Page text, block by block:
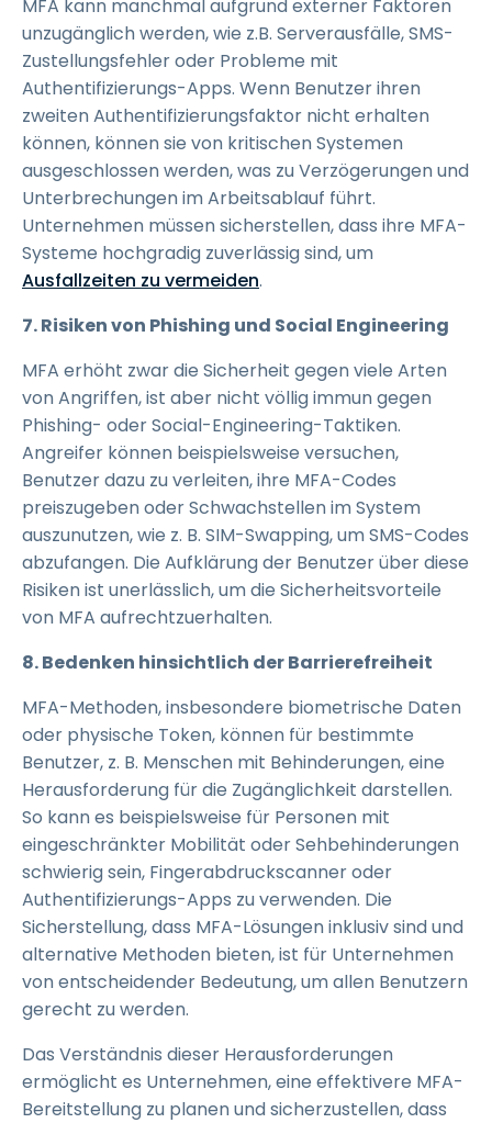
MFA kann manchmal aufgrund externer Faktoren
unzugänglich werden, wie z.B. Serverausfälle, SMS-
Zustellungsfehler oder Probleme mit
Authentifizierungs-Apps. Wenn Benutzer ihren
zweiten Authentifizierungsfaktor nicht erhalten
können, können sie von kritischen Systemen
ausgeschlossen werden, was zu Verzögerungen und
Unterbrechungen im Arbeitsablauf führt.
Unternehmen müssen sicherstellen, dass ihre MFA-
Systeme hochgradig zuverlässig sind, um
Ausfallzeiten zu vermeiden.
7. Risiken von Phishing und Social Engineering
MFA erhöht zwar die Sicherheit gegen viele Arten
von Angriffen, ist aber nicht völlig immun gegen
Phishing- oder Social-Engineering-Taktiken.
Angreifer können beispielsweise versuchen,
Benutzer dazu zu verleiten, ihre MFA-Codes
preiszugeben oder Schwachstellen im System
auszunutzen, wie z. B. SIM-Swapping, um SMS-Codes
abzufangen. Die Aufklärung der Benutzer über diese
Risiken ist unerlässlich, um die Sicherheitsvorteile
von MFA aufrechtzuerhalten.
8. Bedenken hinsichtlich der Barrierefreiheit
MFA-Methoden, insbesondere biometrische Daten
oder physische Token, können für bestimmte
Benutzer, z. B. Menschen mit Behinderungen, eine
Herausforderung für die Zugänglichkeit darstellen.
So kann es beispielsweise für Personen mit
eingeschränkter Mobilität oder Sehbehinderungen
schwierig sein, Fingerabdruckscanner oder
Authentifizierungs-Apps zu verwenden. Die
Sicherstellung, dass MFA-Lösungen inklusiv sind und
alternative Methoden bieten, ist für Unternehmen
von entscheidender Bedeutung, um allen Benutzern
gerecht zu werden.
Das Verständnis dieser Herausforderungen
ermöglicht es Unternehmen, eine effektivere MFA-
Bereitstellung zu planen und sicherzustellen, dass